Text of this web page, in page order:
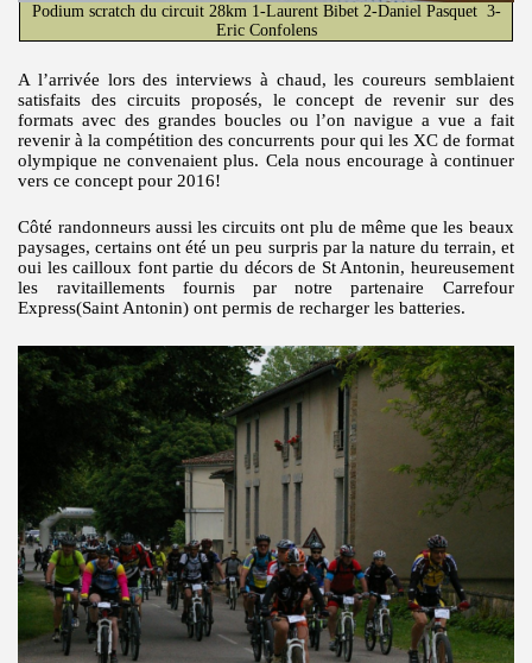
Podium scratch du circuit 28km 1-Laurent Bibet 2-Daniel Pasquet 3-
Eric Confolens
A l’arrivée lors des interviews à chaud, les coureurs semblaient
satisfaits des circuits proposés, le concept de revenir sur des
formats avec des grandes boucles ou l’on navigue a vue a fait
revenir à la compétition des concurrents pour qui les XC de format
olympique ne convenaient plus. Cela nous encourage à continuer
vers ce concept pour 2016!
Côté randonneurs aussi les circuits ont plu de même que les beaux
paysages, certains ont été un peu surpris par la nature du terrain, et
oui les cailloux font partie du décors de St Antonin, heureusement
les ravitaillements fournis par notre partenaire Carrefour
Express(Saint Antonin) ont permis de recharger les batteries.